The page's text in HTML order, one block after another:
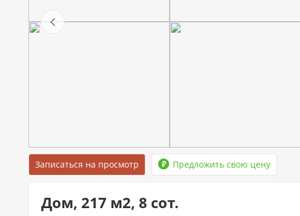
Записаться на просмотр Предложить свою цену
Дом, 217 м2, 8 сот.